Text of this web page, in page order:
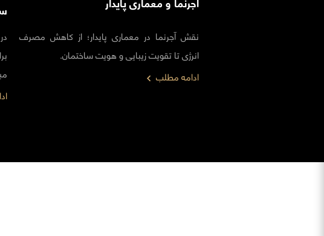
نقش آجرنما در معماری پایدار؛ از کاهش مصرف
انرژی تا تقویت زیبایی و هویت ساختمان.
ادامه مطلب